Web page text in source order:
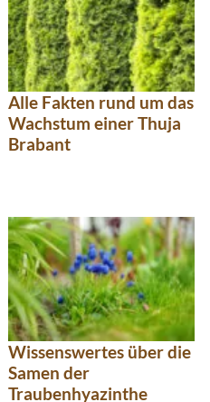
Alle Fakten rund um das
Wachstum einer Thuja
Brabant
Wissenswertes über die
Samen der
Traubenhyazinthe